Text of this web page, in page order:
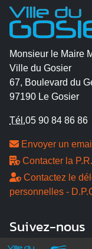
Monsieur le Maire
Ville du Gosier
67, Boulevard du
97190 Le Gosier
Tél.05 90 84 86 86
Envoyer un email
Contacter la
Contactez le
personnelles -
Suivez-nous